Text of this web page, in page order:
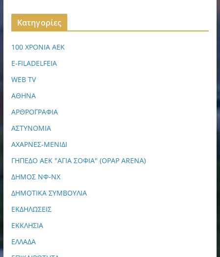
Kατηγορίες
100 ΧΡΟΝΙΑ ΑΕΚ
E-FILADELFEIA
WEB TV
ΑΘΗΝΑ
ΑΡΘΡΟΓΡΑΦΙΑ
ΑΣΤΥΝΟΜΙΑ
ΑΧΑΡΝΕΣ-ΜΕΝΙΔΙ
ΓΗΠΕΔΟ ΑΕΚ "ΑΓΙΑ ΣΟΦΙΑ" (OPAP ARENA)
ΔΗΜΟΣ ΝΦ-ΝΧ
ΔΗΜΟΤΙΚΑ ΣΥΜΒΟΥΛΙΑ
ΕΚΔΗΛΩΣΕΙΣ
ΕΚΚΛΗΣΙΑ
ΕΛΛΑΔΑ